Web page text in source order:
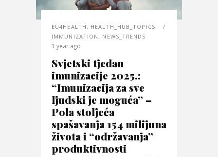
EU4HEALTH, HEALTH_HUB_TOPICS,
IMMUNIZATION, NEWS_TRENDS
1 year ago
Svjetski tjedan
imunizacije 2025.:
“Imunizacija za sve
ljudski je moguća” –
Pola stoljeća
spašavanja 154 milijuna
života i “održavanja”
produktivnosti